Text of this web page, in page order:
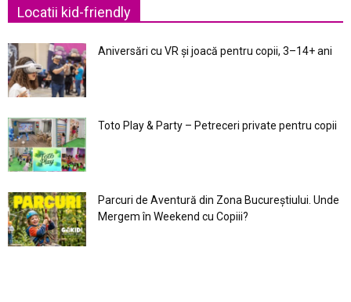
Locatii kid-friendly
Aniversări cu VR și joacă pentru copii, 3–14+ ani
Toto Play & Party – Petreceri private pentru copii
Parcuri de Aventură din Zona Bucureştiului. Unde
Mergem în Weekend cu Copiii?